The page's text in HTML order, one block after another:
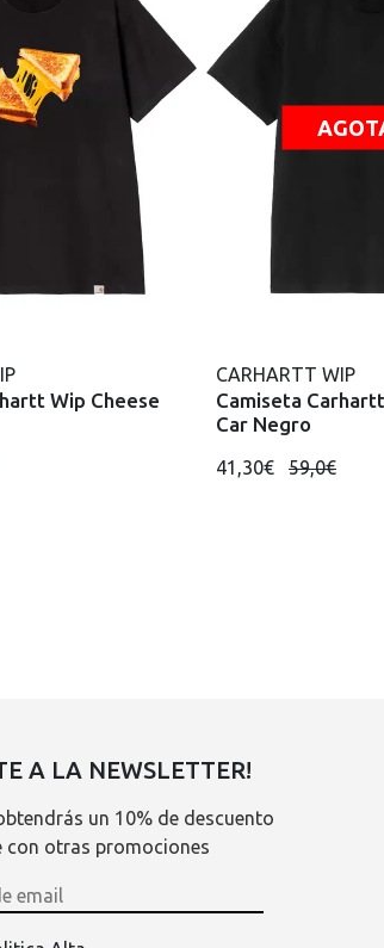
Wip Cheese
CARHARTT WIP
Camiseta
Car Negro
41,30€ 59,0€
A LA NEWSLETTER!
un 10% de descuento
con otras promociones